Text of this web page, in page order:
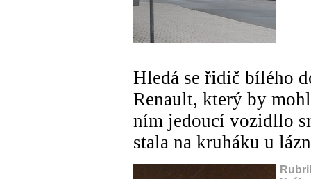
Hledá se řidič bílého
Renault, který by
ním jedoucí vozidllo
stala na kruháku u